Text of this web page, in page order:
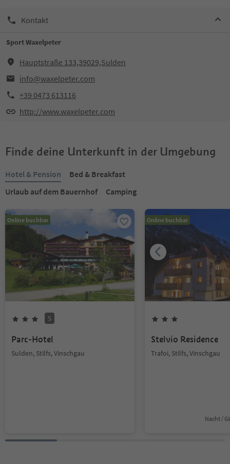
Kontakt
Sport Waxelpeter
Hauptstraße 133,39029,Sulden
info@waxelpeter.com
+39 0473 613116
http://www.waxelpeter.com
Finde deine Unterkunft in der Umgebung
Hotel & Pension
Bed & Breakfast
Urlaub auf dem Bauernhof
Camping
Online buchbar
S
Parc-Hotel
Sulden, Stilfs, Vinschgau
Online buchbar
Stelvio Residence
Trafoi, Stilfs, Vinschgau
Nacht /